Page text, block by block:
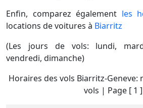
Enfin, comparez également les
locations de voitures à Biarritz
(Les jours de vols: lundi,
vendredi, dimanche)
Horaires des vols Biarritz-Geneve:
vols | Page [ 1 ]